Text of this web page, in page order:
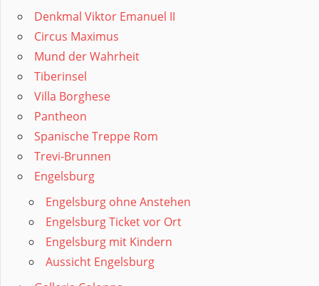
Denkmal Viktor Emanuel II
Circus Maximus
Mund der Wahrheit
Tiberinsel
Villa Borghese
Pantheon
Spanische Treppe Rom
Trevi-Brunnen
Engelsburg
Engelsburg ohne Anstehen
Engelsburg Ticket vor Ort
Engelsburg mit Kindern
Aussicht Engelsburg